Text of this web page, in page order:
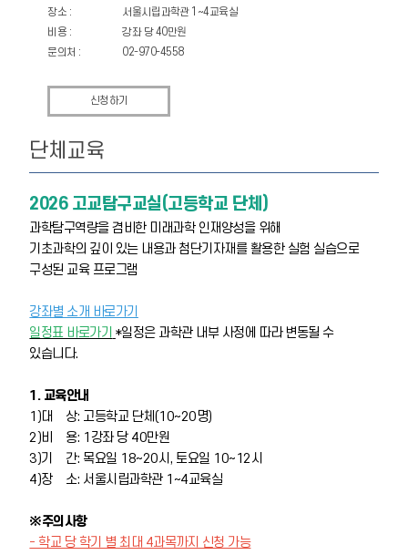
장소 :
서울시립과학관 1~4교육실
비용 :
강좌 당 40만원
문의처 :
02-970-4558
신청하기
단체교육
2026 고교탐구교실(고등학교 단체)
과학탐구역량을 겸비한 미래과학 인재양성을 위해
기초과학의 깊이 있는 내용과 첨단기자재를 활용한 실험 실습으로
구성된 교육 프로그램
강좌별 소개 바로가기
일정표 바로가기 *일정은 과학관 내부 사정에 따라 변동될 수
있습니다.
1. 교육안내
1)대 상: 고등학교 단체(10~20명)
2)비 용: 1강좌 당 40만원
3)기 간: 목요일 18~20시, 토요일 10~12시
4)장 소: 서울시립과학관 1~4교육실
※주의사항
- 학교 당 학기 별 최대 4과목까지 신청 가능